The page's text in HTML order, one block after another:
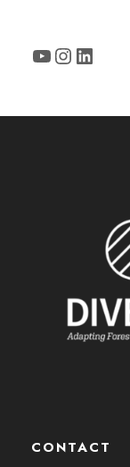
YouTube Instagram LinkedIn
CONTACT